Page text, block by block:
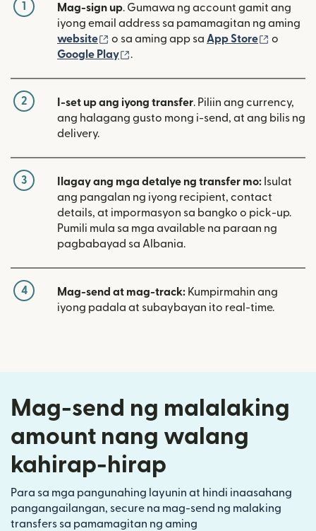
1 Mag-sign up. Gumawa ng account gamit ang
iyong email address sa pamamagitan ng aming
website
(bubukas sa bagong window)
o sa aming app sa App Store
o
Google Play
(bubukas sa bagong window)
.
2 I-set up ang iyong transfer. Piliin ang currency,
ang halagang gusto mong i-send, at ang bilis ng
delivery.
3 Ilagay ang mga detalye ng transfer mo: Isulat
ang pangalan ng iyong recipient, contact
details, at impormasyon sa bangko o pick-up.
Pumili mula sa mga available na paraan ng
pagbabayad sa Albania.
4 Mag-send at mag-track: Kumpirmahin ang
iyong padala at subaybayan ito real-time.
Mag-send ng malalaking
amount nang walang
kahirap-hirap
Para sa mga pangunahing layunin at hindi inaasahang
pangangailangan, secure na mag-send ng malaking
transfers sa pamamagitan ng aming